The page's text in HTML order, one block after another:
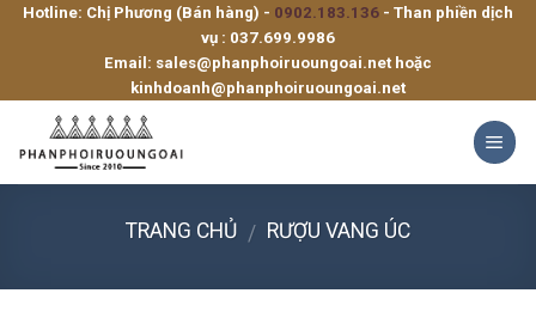
SkipHotline: Chị Phương (Bán hàng) - 0902.183.136 - Than phiền dịch
vụ : 037.699.9986
Email: sales@phanphoiruoungoai.net hoặc
kinhdoanh@phanphoiruoungoai.net
TRANG CHỦ / RƯỢU VANG ÚC